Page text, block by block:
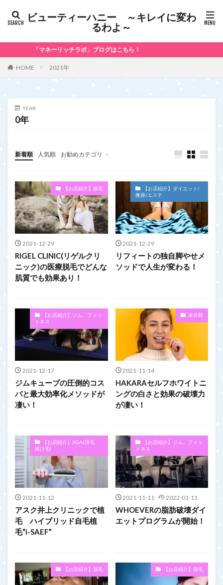
ビューティーハニー ～キレイに変わ
るわよ～
「マネーリッチラボ」ブログはこちら！
HOME 2021年
YEAR
0年
新着順 人気順 お勧めカテゴリ
未分類
【お店紹介】脱毛
2021-12-29
RIGEL CLINIC(リゲルクリ
ニック)の医療脱毛でどんな
肌質でも効果あり！
【お店紹介】ダイエット/
痩身/エステ
2021-12-29
リフィートの独自脚やせメ
ソッドで人生が変わる！
【お店紹介】ジム、フィッ
トネス
2021-12-17
ジムキューブの圧倒的コス
パと最大効率化メソッドが
凄い！
未分類
2021-11-14
HAKARAセルフホワイトニ
ングの白さと効果の破壊力
が凄い！
【お店紹介】AGA(薄毛、
抜け毛)
2021-11-12
アスク井上クリニックで植
毛 ハイブリッド自毛植
毛“i-SAEF”
【お店紹介】ジム、フィッ
トネス
2021-11-11 2022-01-11
WHOEVERの脂肪破壊ダイ
エットプログラムが開始！
【お店紹介】脱毛 【お店紹介】脱毛